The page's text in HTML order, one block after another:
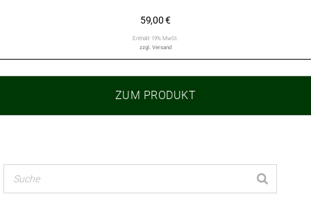
59,00€
Enthält 19% MwSt.
zzgl. Versand
ZUM PRODUKT